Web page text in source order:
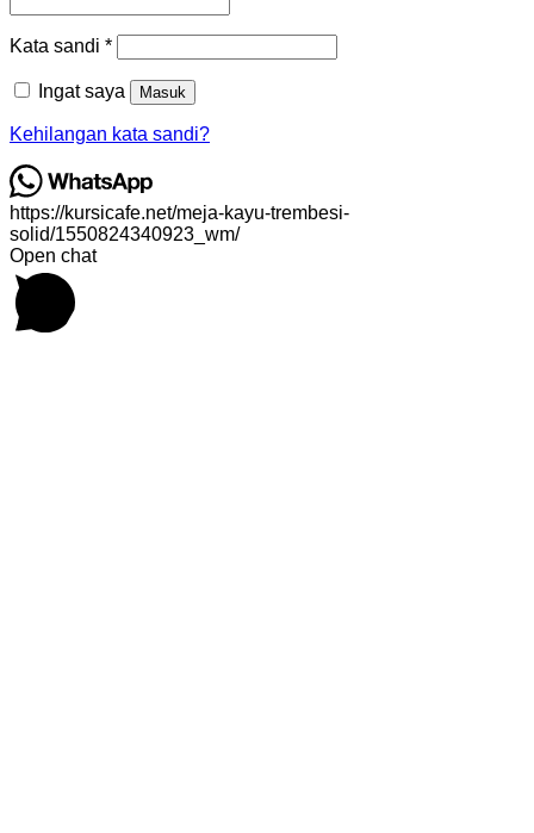
Kata sandi *Wajib
Ingat saya Masuk
Kehilangan kata sandi?
https://kursicafe.net/meja-kayu-trembesi-
solid/1550824340923_wm/
Open chat